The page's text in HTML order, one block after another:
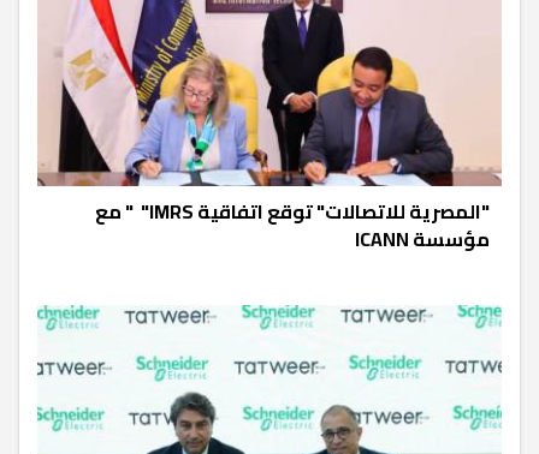
"المصرية للاتصالات" توقع اتفاقية IMRS" " مع
مؤسسة ICANN